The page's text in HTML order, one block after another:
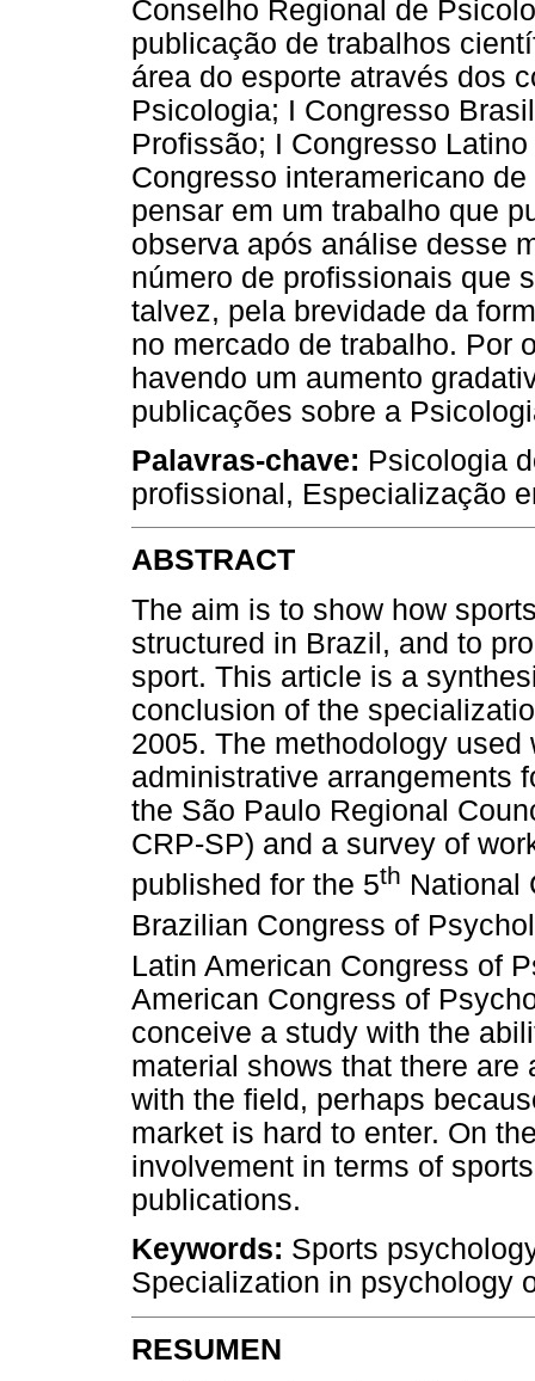
Conselho Regional de
publicação de trabalhos
área do esporte através dos
Psicologia; I Congresso
Profissão; I Congresso
Congresso interamericano
pensar em um trabalho que
observa após análise desse
número de profissionais que
talvez, pela brevidade da
no mercado de trabalho. Por
havendo um aumento
publicações sobre a
Palavras-chave: Psicologia
profissional, Especialização
ABSTRACT
The aim is to show how
structured in Brazil, and to
sport. This article is a
conclusion of the
2005. The methodology
administrative arrangements
the São Paulo Regional
CRP-SP) and a survey of
published for the 5th National
Brazilian Congress of
Latin American Congress of
American Congress of
conceive a study with the
material shows that there
with the field, perhaps
market is hard to enter. On
involvement in terms of
publications.
Keywords: Sports
Specialization in psychology
RESUMEN